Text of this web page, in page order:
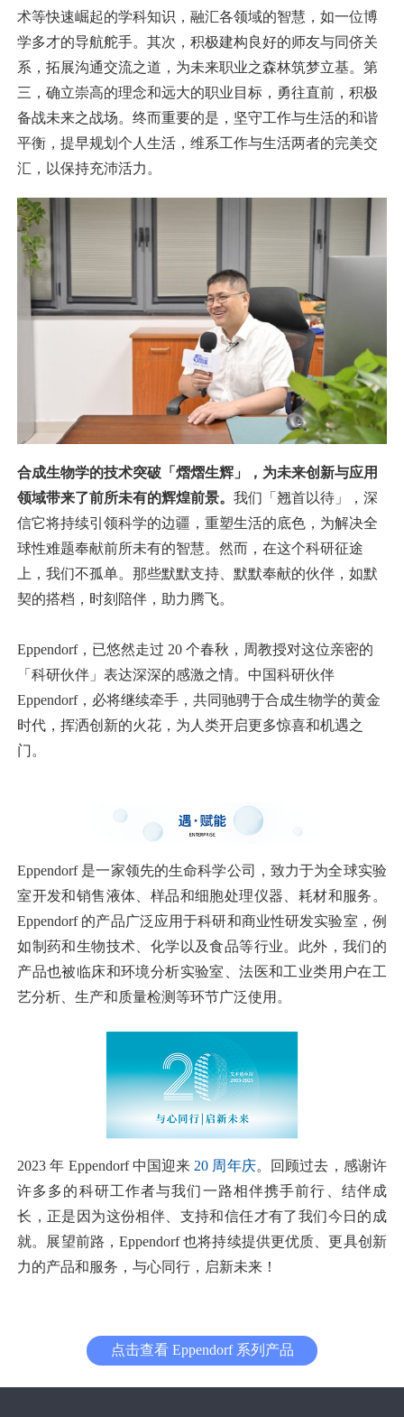
术等快速崛起的学科知识，融汇各领域的智慧，如一位博
学多才的导航舵手。其次，积极建构良好的师友与同侪关
系，拓展沟通交流之道，为未来职业之森林筑梦立基。第
三，确立崇高的理念和远大的职业目标，勇往直前，积极
备战未来之战场。终而重要的是，坚守工作与生活的和谐
平衡，提早规划个人生活，维系工作与生活两者的完美交
汇，以保持充沛活力。
合成生物学的技术突破「熠熠生辉」，为未来创新与应用
领域带来了前所未有的辉煌前景。我们「翘首以待」，深
信它将持续引领科学的边疆，重塑生活的底色，为解决全
球性难题奉献前所未有的智慧。然而，在这个科研征途
上，我们不孤单。那些默默支持、默默奉献的伙伴，如默
契的搭档，时刻陪伴，助力腾飞。
Eppendorf，已悠然走过 20 个春秋，周教授对这位亲密的
「科研伙伴」表达深深的感激之情。中国科研伙伴
Eppendorf，必将继续牵手，共同驰骋于合成生物学的黄金
时代，挥洒创新的火花，为人类开启更多惊喜和机遇之
门。
Eppendorf 是一家领先的生命科学公司，致力于为全球实验
室开发和销售液体、样品和细胞处理仪器、耗材和服务。
Eppendorf 的产品广泛应用于科研和商业性研发实验室，例
如制药和生物技术、化学以及食品等行业。此外，我们的
产品也被临床和环境分析实验室、法医和工业类用户在工
艺分析、生产和质量检测等环节广泛使用。
2023 年 Eppendorf 中国迎来 20 周年庆。回顾过去，感谢许
许多多的科研工作者与我们一路相伴携手前行、结伴成
长，正是因为这份相伴、支持和信任才有了我们今日的成
就。展望前路，Eppendorf 也将持续提供更优质、更具创新
力的产品和服务，与心同行，启新未来！
点击查看 Eppendorf 系列产品